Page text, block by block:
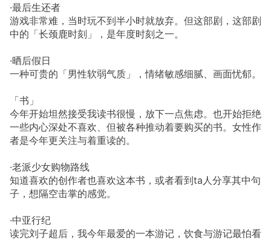
·最后生还者
游戏非常难，当时玩不到半小时就放弃。但这部剧，这部剧
中的「长颈鹿时刻」，是年度时刻之一。
·晒后假日
一种可贵的「男性软弱气质」，情绪敏感细腻、画面忧郁。
「书」
今年开始坦然接受我读书很慢，放下一点焦虑。也开始拒绝
一些内心深处不喜欢、但被各种推动着要购买的书。女性作
者是今年更关注与着重读的。
·老派少女购物路线
知道喜欢的创作者也喜欢这本书，或者看到ta人分享其中句
子，想隔空击掌的感觉。
·中亚行纪
读完刘子超后，我今年最爱的一本游记，饮食与游记最怕看